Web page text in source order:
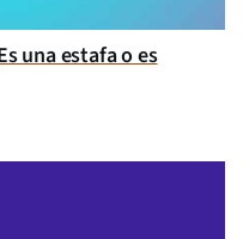
una estafa o es